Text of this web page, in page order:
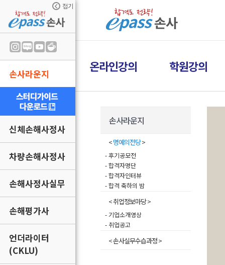
접기
손사라운지
신체손해사정사
차량손해사정사
손해사정사실무
손해평가사
언더라이터
(CKLU)
온라인강의 학원강의
손사라운지
<명예의전당>
- 후기공모전
- 합격자명단
- 합격자인터뷰
- 합격 축하의 밤
< 취업정보마당 >
- 기업소개영상
- 취업공고
< 손사실무수습과정 >